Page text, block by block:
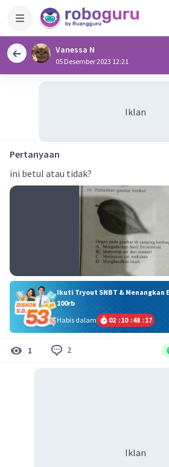
Vanessa N
05 Desember 2023 12:21
Iklan
Pertanyaan
ini betul atau tidak?
Ikuti Tryout SNBT & Menangkan
100rb
Habis dalam
02 :10 :48 :16
1 2
Iklan